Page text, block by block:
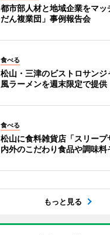
都市部人材と地域企業をマ
だん複業団」事例報告会
食べる
松山・三津のビストロサン
風ラーメンを週末限定で提供
食べる
松山に食料雑貨店「スリー
内外のこだわり食品や調味料
もっと見る